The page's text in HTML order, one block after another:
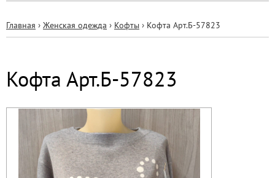
здесь
Главная › Женская одежда › Кофты › Кофта Арт.Б-57823
Кофта Арт.Б-57823